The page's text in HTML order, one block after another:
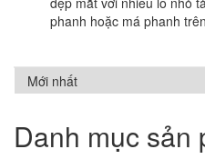
phanh hoặc má phanh
Danh mục sản